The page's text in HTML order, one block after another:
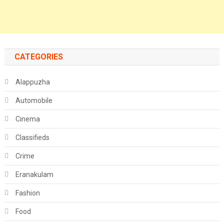
CATEGORIES
Alappuzha
Automobile
Cinema
Classifieds
Crime
Eranakulam
Fashion
Food